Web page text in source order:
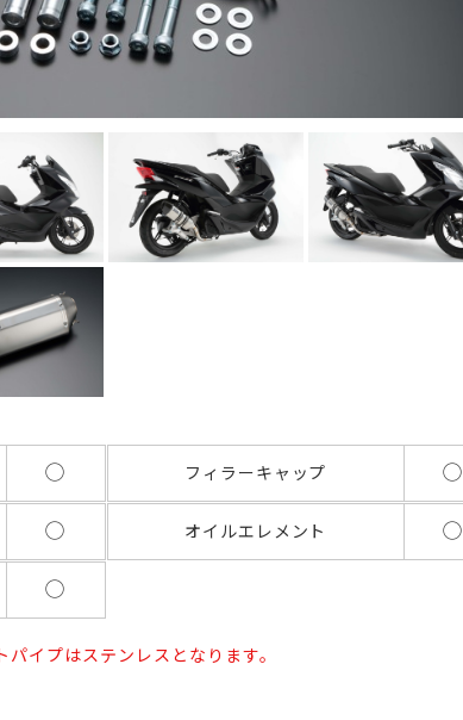
◯ フィラーキャップ ◯
◯ オイルエレメント ◯
◯
イプはステンレスとなります。